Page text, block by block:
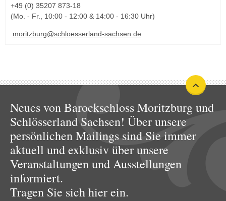
+49 (0) 35207 873-18
(Mo. - Fr., 10:00 - 12:00 & 14:00 - 16:30 Uhr)
moritzburg@schloesserland-sachsen.de
Neues von Barockschloss Moritzburg und
Schlösserland Sachsen! Über unsere
persönlichen Mailings sind Sie immer
aktuell und exklusiv über unsere
Veranstaltungen und Ausstellungen
informiert.
Tragen Sie sich hier ein.